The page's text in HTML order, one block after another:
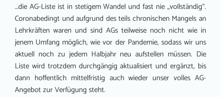
…die AG-Liste ist in stetigem Wandel und fast nie „vollständig“.
Coronabedingt und aufgrund des teils chronischen Mangels an
Lehrkräften waren und sind AGs teilweise noch nicht wie in
jenem Umfang möglich, wie vor der Pandemie, sodass wir uns
aktuell noch zu jedem Halbjahr neu aufstellen müssen. Die
Liste wird trotzdem durchgängig aktualisiert und ergänzt, bis
dann hoffentlich mittelfristig auch wieder unser volles AG-
Angebot zur Verfügung steht.